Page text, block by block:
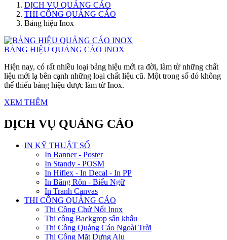
DỊCH VỤ QUẢNG CÁO
THI CÔNG QUẢNG CÁO
Bảng hiệu Inox
BẢNG HIỆU QUẢNG CÁO INOX
Hiện nay, có rất nhiều loại bảng hiệu mới ra đời, làm từ những chất
liệu mới lạ bên cạnh những loại chất liệu cũ. Một trong số đó không
thể thiếu bảng hiệu được làm từ Inox.
XEM THÊM
DỊCH VỤ QUẢNG CÁO
IN KỸ THUẬT SỐ
In Banner - Poster
In Standy - POSM
In Hiflex - In Decal - In PP
In Băng Rôn - Biểu Ngữ
In Tranh Canvas
THI CÔNG QUẢNG CÁO
Thi Công Chử Nổi Inox
Thi công Backgrop sân khấu
Thi Công Quảng Cáo Ngoài Trời
Thi Công Mặt Dựng Alu